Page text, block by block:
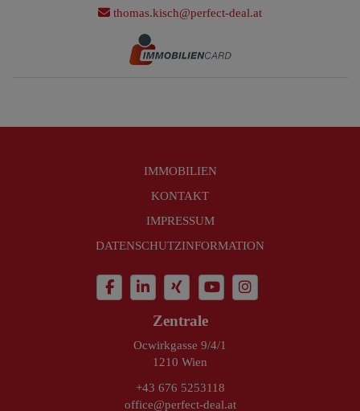
thomas.kisch@perfect-deal.at
IMMOBILIEN
KONTAKT
IMPRESSUM
DATENSCHUTZINFORMATION
Zentrale
Ocwirkgasse 9/4/1
1210 Wien
+43 676 5253118
office@perfect-deal.at